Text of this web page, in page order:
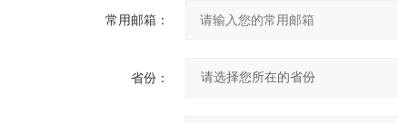
常用邮箱：
省份：